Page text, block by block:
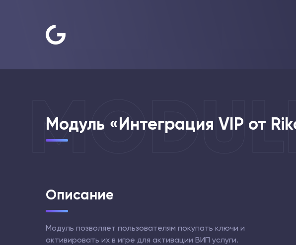
Модуль «Интеграция VIP от
Описание
Модуль позволяет пользователям покупать ключи и
активировать их в игре для активации ВИП услуги.